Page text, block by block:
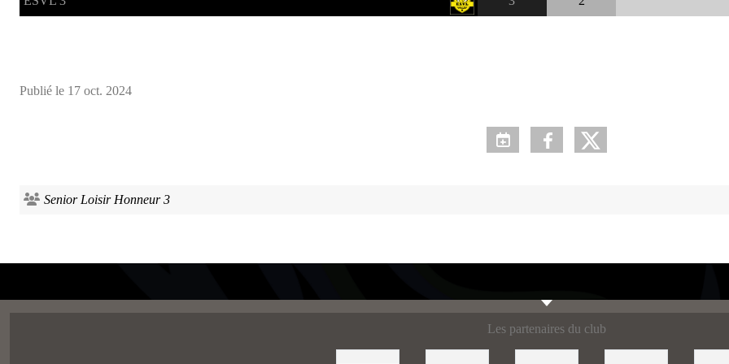
Publié le 17 oct. 2024
Senior Loisir Honneur 3
Les partenaires du club